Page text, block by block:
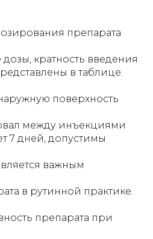
препарата
кратность введения
в таблице.
поверхность
между инъекциями
7 дней, допустимы
важным
в рутинной практике.
препарата при